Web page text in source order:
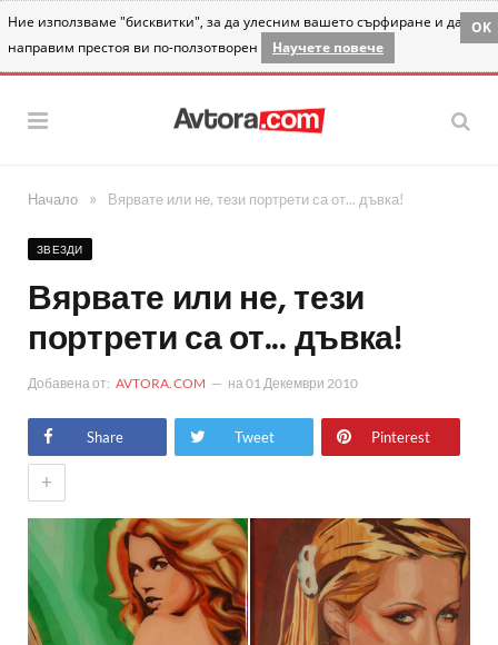
Ние използваме "бисквитки", за да улесним вашето сърфиране и да
направим престоя ви по-ползотворен
Научете повече
OK
Начало » Вярвате или не, тези портрети са от... дъвка!
ЗВЕЗДИ
Вярвате или не, тези
портрети са от... дъвка!
Добавена от: AVTORA.COM на01 Декември 2010
Share Tweet Pinterest
+